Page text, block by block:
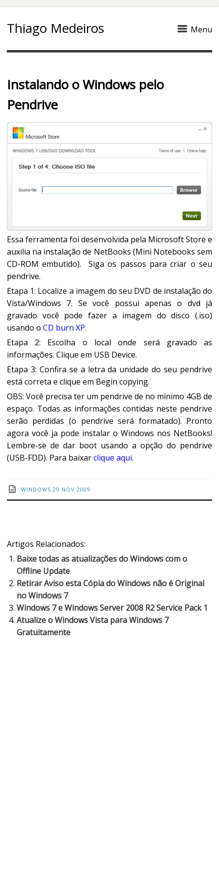
Thiago Medeiros Menu
Instalando o Windows pelo
Pendrive
Essa ferramenta foi desenvolvida pela Microsoft Store e
auxilia na instalação de NetBooks (Mini Notebooks sem
CD-ROM embutido). Siga os passos para criar o seu
pendrive.
Etapa 1: Localize a imagem do seu DVD de instalação do
Vista/Windows 7. Se você possui apenas o dvd já
gravado você pode fazer a imagem do disco (.iso)
usando o CD burn XP.
Etapa 2: Escolha o local onde será gravado as
informações. Clique em USB Device.
Etapa 3: Confira se a letra da unidade do seu pendrive
está correta e clique em Begin copying.
OBS: Você precisa ter um pendrive de no mínimo 4GB de
espaço. Todas as informações contidas neste pendrive
serão perdidas (o pendrive será formatado). Pronto
agora você ja pode instalar o Windows nos NetBooks!
Lembre-se de dar boot usando a opção do pendrive
(USB-FDD). Para baixarclique aqui.
WINDOWS 29 NOV 2009
Artigos Relacionados:
Baixe todas as atualizações do Windows com o
Offline Update
Retirar Aviso esta Cópia do Windows não é Original
no Windows 7
Windows 7 e Windows Server 2008 R2 Service Pack 1
Atualize o Windows Vista para Windows 7
Gratuitamente